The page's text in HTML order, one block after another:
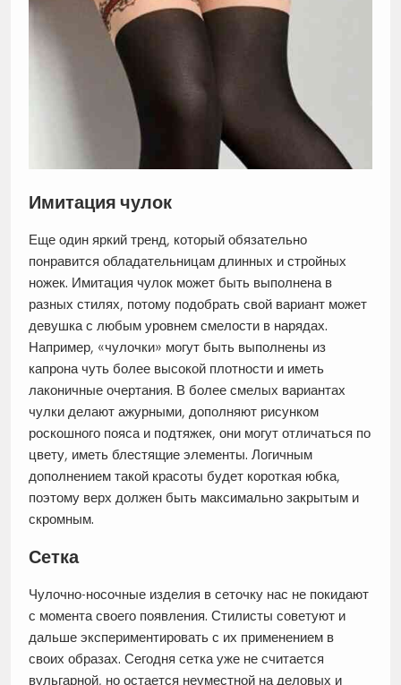
Имитация чулок
Еще один яркий тренд, который обязательно
понравится обладательницам длинных и стройных
ножек. Имитация чулок может быть выполнена в
разных стилях, потому подобрать свой вариант может
девушка с любым уровнем смелости в нарядах.
Например, «чулочки» могут быть выполнены из
капрона чуть более высокой плотности и иметь
лаконичные очертания. В более смелых вариантах
чулки делают ажурными, дополняют рисунком
роскошного пояса и подтяжек, они могут отличаться по
цвету, иметь блестящие элементы. Логичным
дополнением такой красоты будет короткая юбка,
поэтому верх должен быть максимально закрытым и
скромным.
Сетка
Чулочно-носочные изделия в сеточку нас не покидают
с момента своего появления. Стилисты советуют и
дальше экспериментировать с их применением в
своих образах. Сегодня сетка уже не считается
вульгарной, но остается неуместной на деловых и